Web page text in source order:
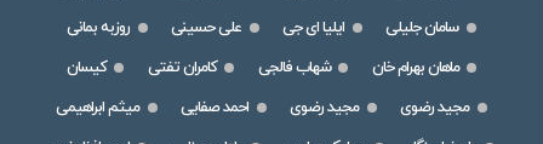
سامان جلیلی
ایلیا ای جی علی حسینی
روزبه بمانی
ماهان بهرام خان
شهاب فالجی کامران تفتی
کیسان
مجید رضوی
مجید رضوی احمد صفایی
میثم ابراهیمی